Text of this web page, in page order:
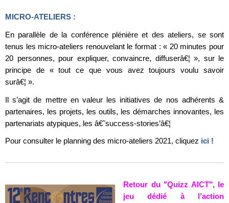
MICRO-ATELIERS :
En parallèle de la conférence plénière et des ateliers, se sont
tenus les micro-ateliers renouvelant le format : « 20 minutes pour
20 personnes, pour expliquer, convaincre, diffuserâ€¦ », sur le
principe de « tout ce que vous avez toujours voulu savoir
surâ€¦ ».
Il s’agit de mettre en valeur les initiatives de nos adhérents &
partenaires, les projets, les outils, les démarches innovantes, les
partenariats atypiques, les â€˜success-stories’â€¦
Pour consulter le planning des micro-ateliers 2021, cliquez ici !
Retour du "Quizz AICT", le
jeu dédié à l’action